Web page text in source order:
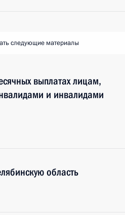
следующие материалы
выплатах лицам,
и инвалидами
область